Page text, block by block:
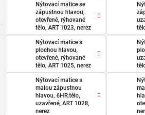
Nýtovací matice se
zápustnou hlavou,
otevřené, rýhované
tělo, ART 1023, nerez
Nýtovací matice s
plochou hlavou,
otevřené, rýhované
tělo, ART 1025, nerez
Nýtovací matice s
malou zápustnou
hlavou, 6HR.tělo,
uzavřené, ART 1028,
nerez